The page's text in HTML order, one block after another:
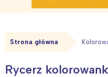
Strona główna
Rycerz